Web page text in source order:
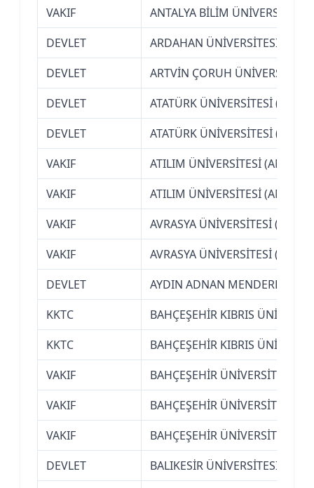
VAKIF
ANTALYA BİLİM ÜNİVERSİTESİ
DEVLET
ARDAHAN ÜNİVERSİTESİ
DEVLET
ARTVİN ÇORUH ÜNİVERSİTESİ
DEVLET
ATATÜRK ÜNİVERSİTESİ
DEVLET
ATATÜRK ÜNİVERSİTESİ
VAKIF
ATILIM ÜNİVERSİTESİ (ANKARA)
VAKIF
ATILIM ÜNİVERSİTESİ (ANKARA)
VAKIF
AVRASYA ÜNİVERSİTESİ
VAKIF
AVRASYA ÜNİVERSİTESİ
DEVLET
AYDIN ADNAN MENDERES
KKTC
BAHÇEŞEHİR KIBRIS
KKTC
BAHÇEŞEHİR KIBRIS
VAKIF
BAHÇEŞEHİR ÜNİVERSİTESİ
VAKIF
BAHÇEŞEHİR ÜNİVERSİTESİ
VAKIF
BAHÇEŞEHİR ÜNİVERSİTESİ
DEVLET
BALIKESİR ÜNİVERSİTESİ